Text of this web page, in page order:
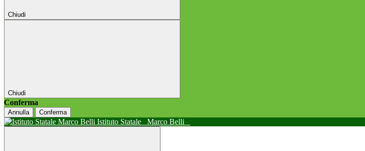
Chiudi
Chiudi
Conferma
Annulla Conferma
Istituto Statale Marco Belli